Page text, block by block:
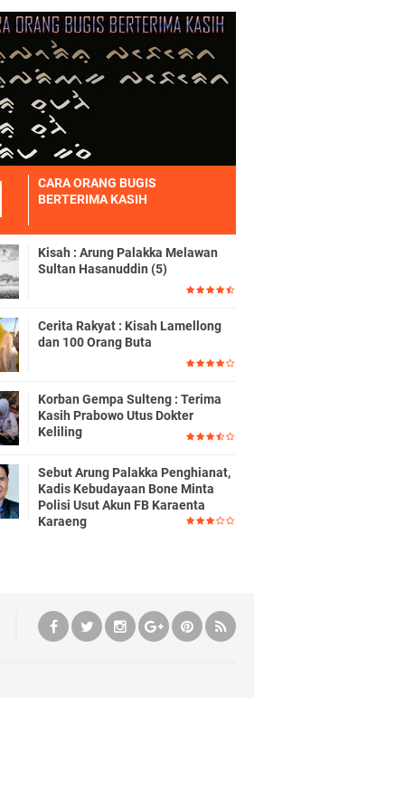
CARA ORANG BUGIS
BERTERIMA KASIH
Kisah : Arung Palakka Melawan
Sultan Hasanuddin (5)
Cerita Rakyat : Kisah Lamellong
dan 100 Orang Buta
Korban Gempa Sulteng : Terima
Kasih Prabowo Utus Dokter
Keliling
Sebut Arung Palakka Penghianat,
Kadis Kebudayaan Bone Minta
Polisi Usut Akun FB Karaenta
Karaeng